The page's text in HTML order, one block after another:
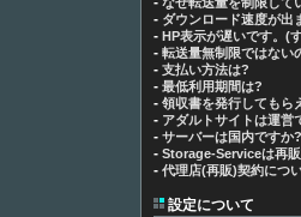
- ダウンロード速度が出
- HP表示が遅いです。(
- 転送量無制限ではない
- 支払い方法は?
- 最低利用期間は?
- 領収書を発行してもら
- アダルトサイトは運営
- サーバーは国内ですか
- Storage-Serviceは再
- 代理店(再販)契約につ
設定について